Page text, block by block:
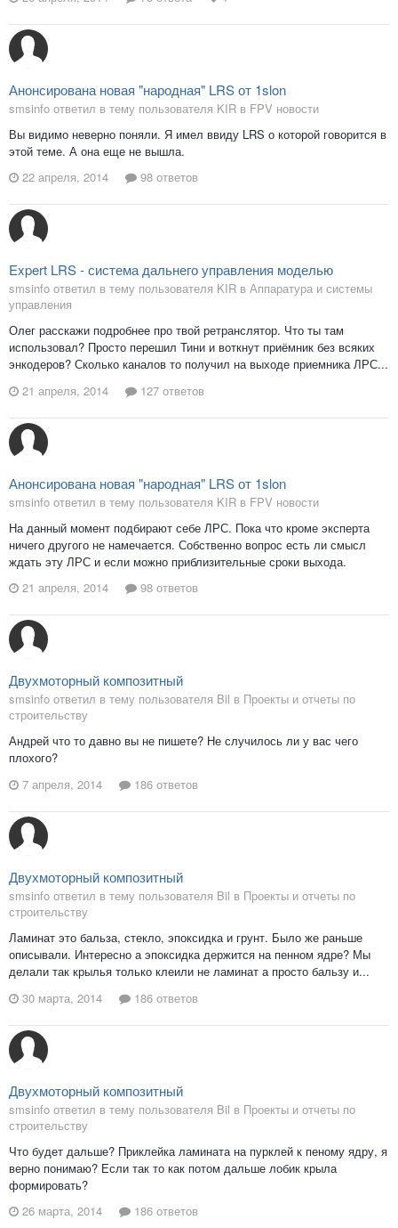
Анонсирована новая "народная" LRS от 1slon
smsinfo ответил в тему пользователя KIR в FPV новости
Вы видимо неверно поняли. Я имел ввиду LRS о которой говорится в
этой теме. А она еще не вышла.
22 апреля, 2014
98 ответов
Expert LRS - система дальнего управления моделью
smsinfo ответил в тему пользователя KIR в Аппаратура и системы
управления
Олег расскажи подробнее про твой ретранслятор. Что ты там
использовал? Просто перешил Тини и воткнут приёмник без всяких
энкодеров? Сколько каналов то получил на выходе приемника ЛРС...
21 апреля, 2014
127 ответов
Анонсирована новая "народная" LRS от 1slon
smsinfo ответил в тему пользователя KIR в FPV новости
На данный момент подбирают себе ЛРС. Пока что кроме эксперта
ничего другого не намечается. Собственно вопрос есть ли смысл
ждать эту ЛРС и если можно приблизительные сроки выхода.
21 апреля, 2014
98 ответов
Двухмоторный композитный
smsinfo ответил в тему пользователя Bil в Проекты и отчеты по
строительству
Андрей что то давно вы не пишете? Не случилось ли у вас чего
плохого?
7 апреля, 2014
186 ответов
Двухмоторный композитный
smsinfo ответил в тему пользователя Bil в Проекты и отчеты по
строительству
Ламинат это бальза, стекло, эпоксидка и грунт. Было же раньше
описывали. Интересно а эпоксидка держится на пенном ядре? Мы
делали так крылья только клеили не ламинат а просто бальзу и...
30 марта, 2014
186 ответов
Двухмоторный композитный
smsinfo ответил в тему пользователя Bil в Проекты и отчеты по
строительству
Что будет дальше? Приклейка ламината на пурклей к пеному ядру, я
верно понимаю? Если так то как потом дальше лобик крыла
формировать?
26 марта, 2014
186 ответов